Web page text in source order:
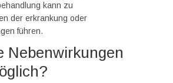
kann zu
der erkrankung oder
führen.
Nebenwirkungen